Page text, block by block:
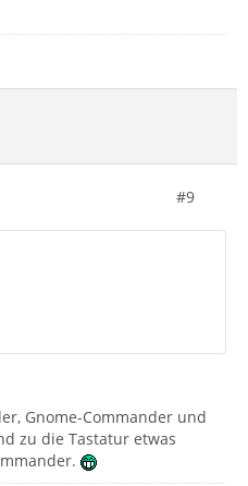
#9
Gnome-Commander und
zu die Tastatur etwas